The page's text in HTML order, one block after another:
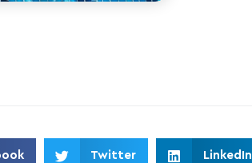
Twitter LinkedIn